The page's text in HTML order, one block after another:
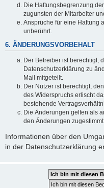
Die Haftungsbegrenzung
zugunsten der Mitarbeiter
Ansprüche für eine Haftung
unberührt.
6. ÄNDERUNGSVORBEHALT
Der Betreiber ist berechtigt,
Datenschutzerklärung zu
Mail mitgeteilt.
Der Nutzer ist berechtigt,
des Widerspruchs erlischt
bestehende
Die Änderungen gelten als
den Änderungen
Informationen über den
in der Datenschutzerklärung